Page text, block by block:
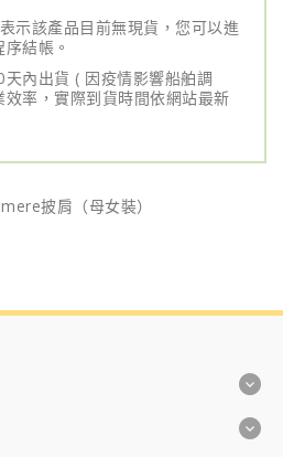
示該產品目前無現貨，您可以進
結帳。
內出貨 ( 因疫情影響船舶調
率，實際到貨時間依網站最新
披肩（母女裝）